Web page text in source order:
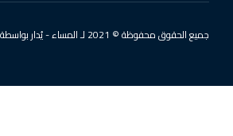
جميع الحقوق محفوظة © 2021 لـ المساء - يُدار بواسطة إدارة التحول الرقمي.